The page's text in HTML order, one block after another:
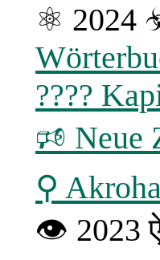
⚛ 2024
????
🕫 Neue
⚲
👁 2023